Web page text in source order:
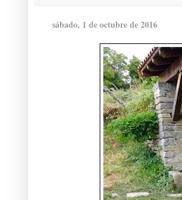
sábado, 1 de octubre de 2016